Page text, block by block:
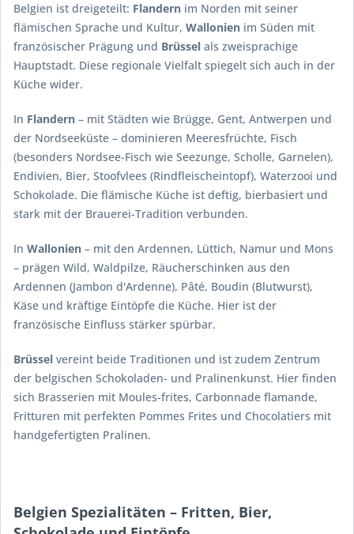
Belgien ist dreigeteilt: Flandern im Norden mit seiner
flämischen Sprache und Kultur, Wallonien im Süden mit
französischer Prägung und Brüssel als zweisprachige
Hauptstadt. Diese regionale Vielfalt spiegelt sich auch in der
Küche wider.
In Flandern – mit Städten wie Brügge, Gent, Antwerpen und
der Nordseeküste – dominieren Meeresfrüchte, Fisch
(besonders Nordsee-Fisch wie Seezunge, Scholle, Garnelen),
Endivien, Bier, Stoofvlees (Rindfleischeintopf), Waterzooi und
Schokolade. Die flämische Küche ist deftig, bierbasiert und
stark mit der Brauerei-Tradition verbunden.
In Wallonien – mit den Ardennen, Lüttich, Namur und Mons
– prägen Wild, Waldpilze, Räucherschinken aus den
Ardennen (Jambon d'Ardenne), Pâté, Boudin (Blutwurst),
Käse und kräftige Eintöpfe die Küche. Hier ist der
französische Einfluss stärker spürbar.
Brüssel vereint beide Traditionen und ist zudem Zentrum
der belgischen Schokoladen- und Pralinenkunst. Hier finden
sich Brasserien mit Moules-frites, Carbonnade flamande,
Fritturen mit perfekten Pommes Frites und Chocolatiers mit
handgefertigten Pralinen.
Belgien Spezialitäten – Fritten, Bier,